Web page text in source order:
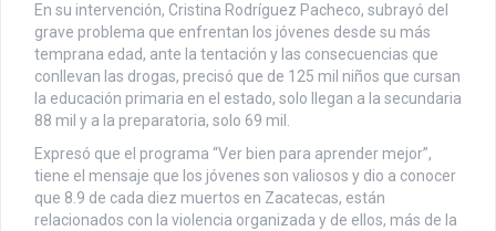
En su intervención, Cristina Rodríguez Pacheco, subrayó del
grave problema que enfrentan los jóvenes desde su más
temprana edad, ante la tentación y las consecuencias que
conllevan las drogas, precisó que de 125 mil niños que cursan
la educación primaria en el estado, solo llegan a la secundaria
88 mil y a la preparatoria, solo 69 mil.
Expresó que el programa “Ver bien para aprender mejor”,
tiene el mensaje que los jóvenes son valiosos y dio a conocer
que 8.9 de cada diez muertos en Zacatecas, están
relacionados con la violencia organizada y de ellos, más de la